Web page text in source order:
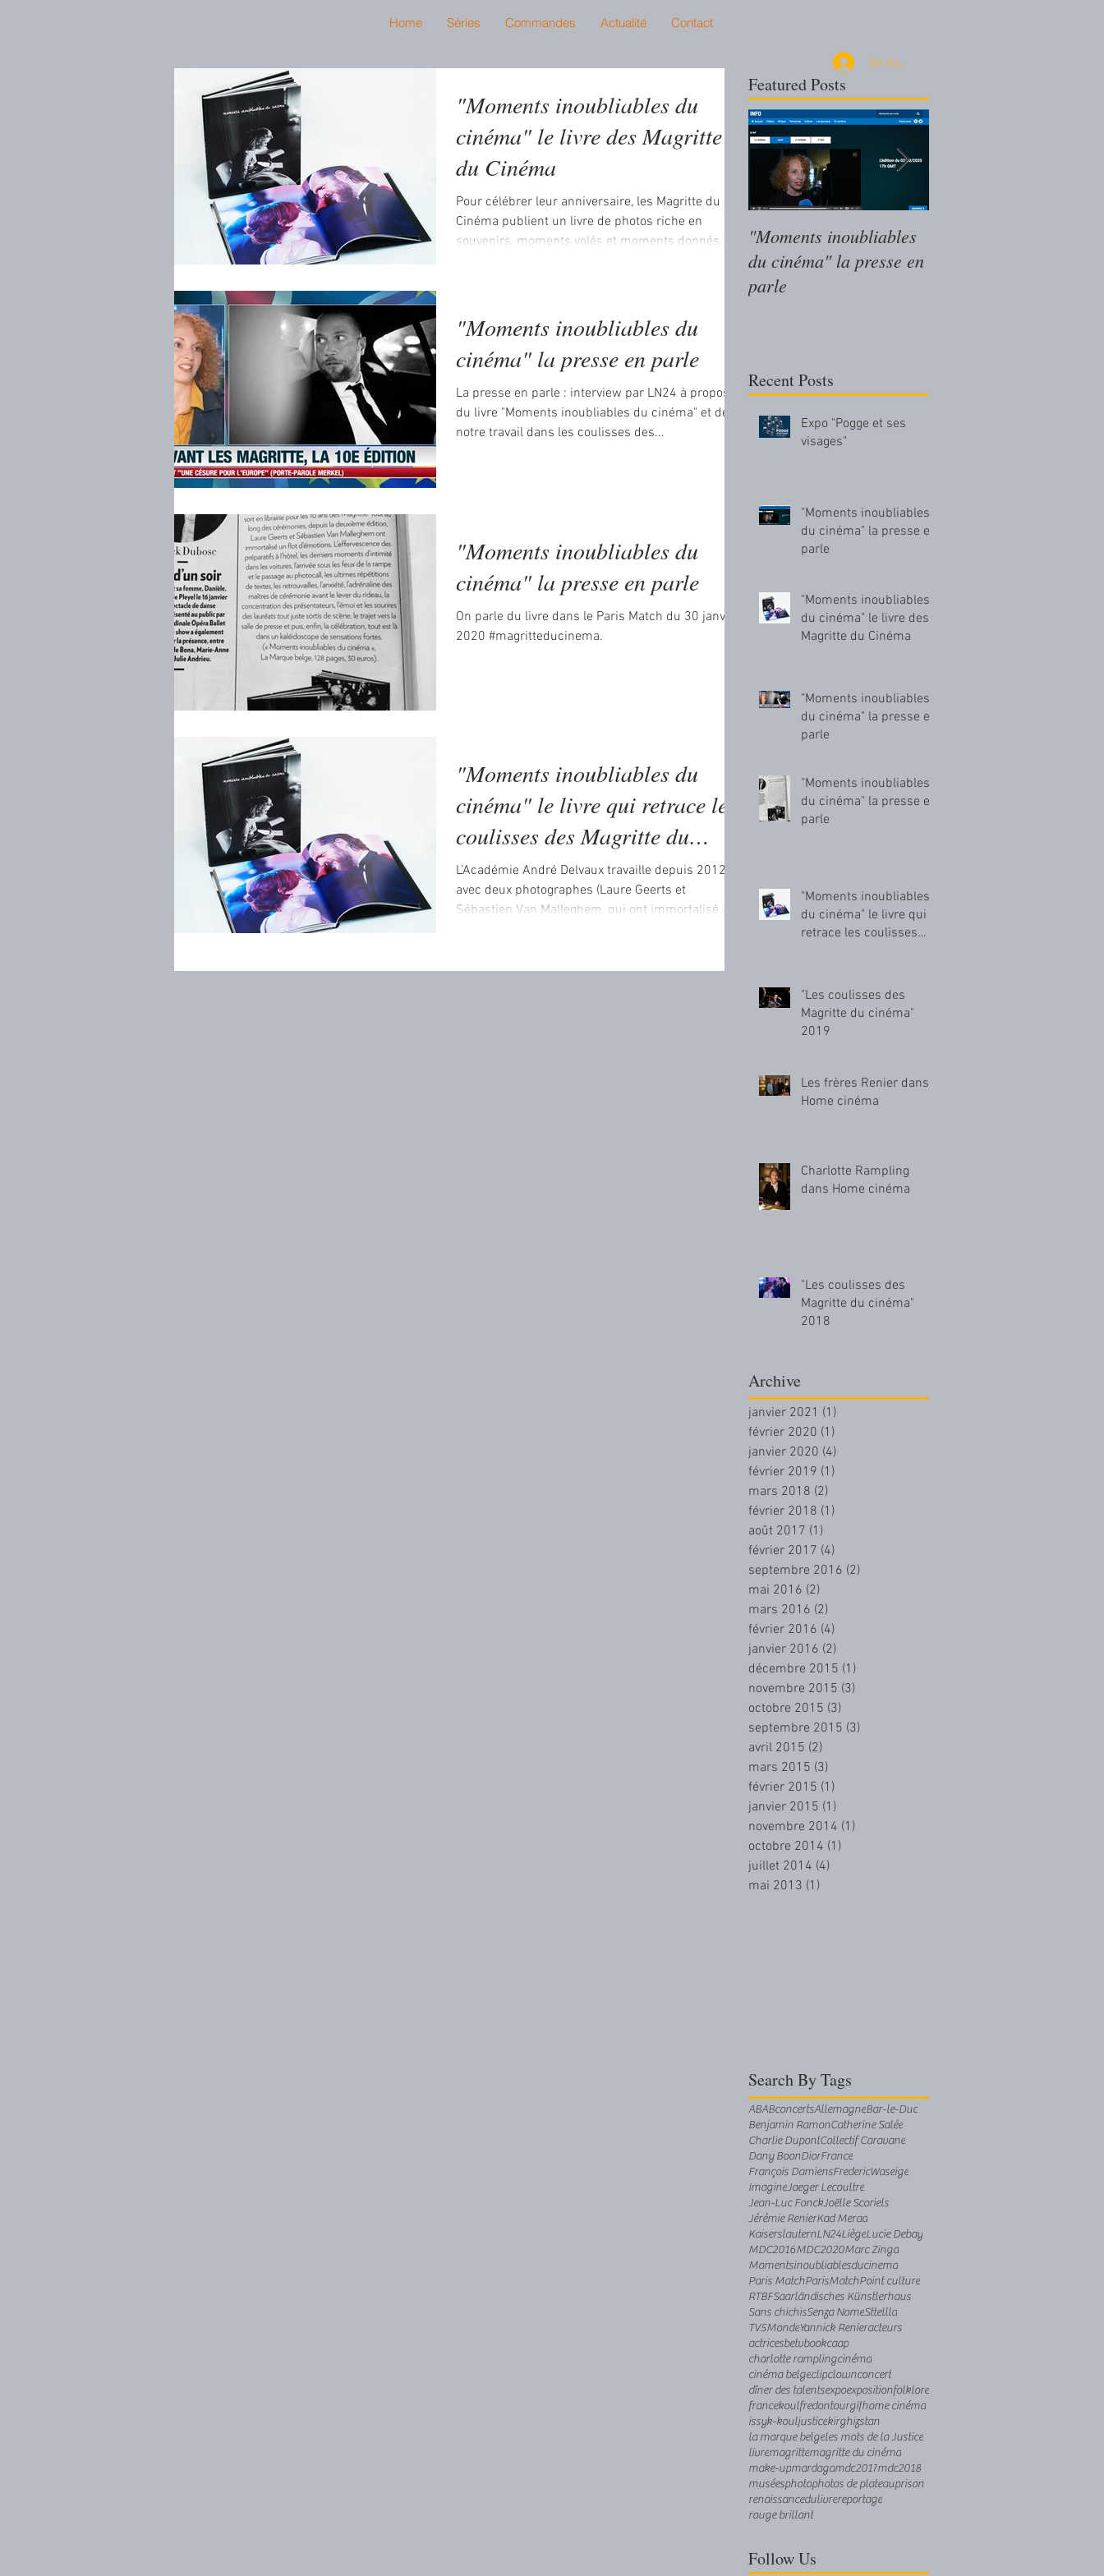
Home Séries Commandes Actualité Contact
Se connecter
"Moments inoubliables du
cinéma" le livre des Magritte
du Cinéma
Pour célébrer leur anniversaire, les Magritte du
Cinéma publient un livre de photos riche en
souvenirs, moments volés et moments donnés...
"Moments inoubliables du
cinéma" la presse en parle
La presse en parle : interview par LN24 à propos
du livre "Moments inoubliables du cinéma" et de
notre travail dans les coulisses des...
"Moments inoubliables du
cinéma" la presse en parle
On parle du livre dans le Paris Match du 30 janvier
2020 #magritteducinema.
"Moments inoubliables du
cinéma" le livre qui retrace les
coulisses des Magritte du
cinéma
L’Académie André Delvaux travaille depuis 2012
avec deux photographes (Laure Geerts et
Sébastien Van Malleghem, qui ont immortalisé
Featured Posts
"Moments inoubliables
du cinéma" la presse en
parle
Recent Posts
Expo "Pogge et ses
visages"
"Moments inoubliables
du cinéma" la presse en
parle
"Moments inoubliables
du cinéma" le livre des
Magritte du Cinéma
"Moments inoubliables
du cinéma" la presse en
parle
"Moments inoubliables
du cinéma" la presse en
parle
"Moments inoubliables
du cinéma" le livre qui
retrace les coulisses
"Les coulisses des
Magritte du cinéma"
2019
Les frères Renier dans
Home cinéma
Charlotte Rampling
dans Home cinéma
"Les coulisses des
Magritte du cinéma"
2018
Archive
janvier 2021 (1)
février 2020 (1)
janvier 2020 (4)
février 2019 (1)
mars 2018 (2)
février 2018 (1)
août 2017 (1)
février 2017 (4)
septembre 2016 (2)
mai 2016 (2)
mars 2016 (2)
février 2016 (4)
janvier 2016 (2)
décembre 2015 (1)
novembre 2015 (3)
octobre 2015 (3)
septembre 2015 (3)
avril 2015 (2)
mars 2015 (3)
février 2015 (1)
janvier 2015 (1)
novembre 2014 (1)
octobre 2014 (1)
juillet 2014 (4)
mai 2013 (1)
Search By Tags
ABABconcertsAllemagneBar-le-Duc
Benjamin RamonCatherine Salée
Charlie DupontCollectif Caravane
Dany BoonDiorFrance
François DamiensFredericWaseige
ImagineJaeger Lecoultre
Jean-Luc FonckJoëlle Scoriels
Jérémie RenierKad Merad
KaiserslauternLN24LiègeLucie Debay
MDC2016MDC2020Marc Zinga
Momentsinoubliablesducinema
Paris MatchParisMatchPoint culture
RTBFSaarländisches Künstlerhaus
Sans chichisSenza NomeSttellla
TV5MondeYannick Renieracteurs
actricesbetvbookcaap
charlotte ramplingcinéma
cinéma belgeclipclownconcert
dîner des talentsexpoexpositionfolklore
francekoulfredontourgifhome cinéma
issyk-kouljusticekirghizstan
la marque belgeles mots de la Justice
livremagrittemagritte du cinéma
make-upmardagamdc2017mdc2018
muséesphotophotos de plateauprison
renaissancedulivrereportage
rouge brillant
Follow Us